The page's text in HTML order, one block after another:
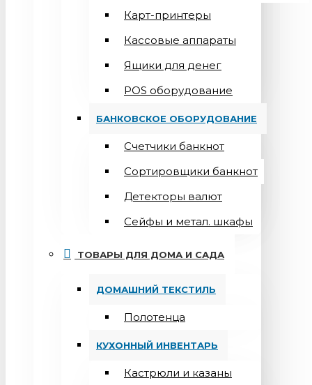
Карт-принтеры
Кассовые аппараты
Ящики для денег
POS оборудование
БАНКОВСКОЕ ОБОРУДОВАНИЕ
Счетчики банкнот
Сортировщики банкнот
Детекторы валют
Сейфы и метал. шкафы
ТОВАРЫ ДЛЯ ДОМА И САДА
ДОМАШНИЙ ТЕКСТИЛЬ
Полотенца
КУХОННЫЙ ИНВЕНТАРЬ
Кастрюли и казаны